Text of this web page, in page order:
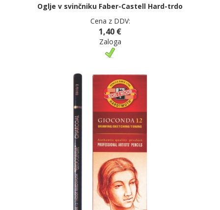
Oglje v svinčniku Faber-Castell Hard-trdo
Cena z DDV:
1,40 €
Zaloga